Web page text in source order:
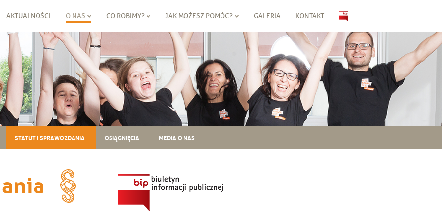
AKTUALNOŚCI O NAS CO ROBIMY? JAK MOŻESZ POMÓC? GALERIA KONTAKT
STATUT I SPRAWOZDANIA OSIĄGNIĘCIA MEDIA O NAS